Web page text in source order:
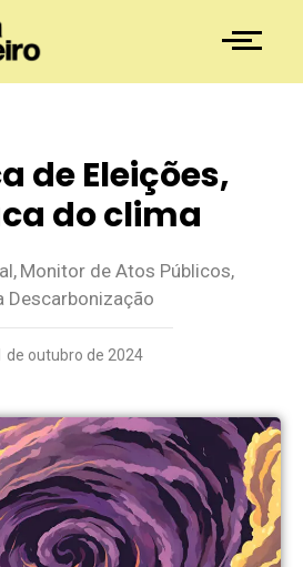
de Eleições,
do clima
, Monitor de Atos Públicos,
Descarbonização
de outubro de 2024